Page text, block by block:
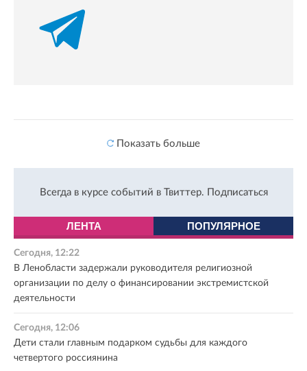
Показать больше
Всегда в курсе событий в Твиттер. Подписаться
ЛЕНТА ПОПУЛЯРНОЕ
Сегодня, 12:22
В Ленобласти задержали руководителя религиозной
организации по делу о финансировании экстремистской
деятельности
Сегодня, 12:06
Дети стали главным подарком судьбы для каждого
четвертого россиянина